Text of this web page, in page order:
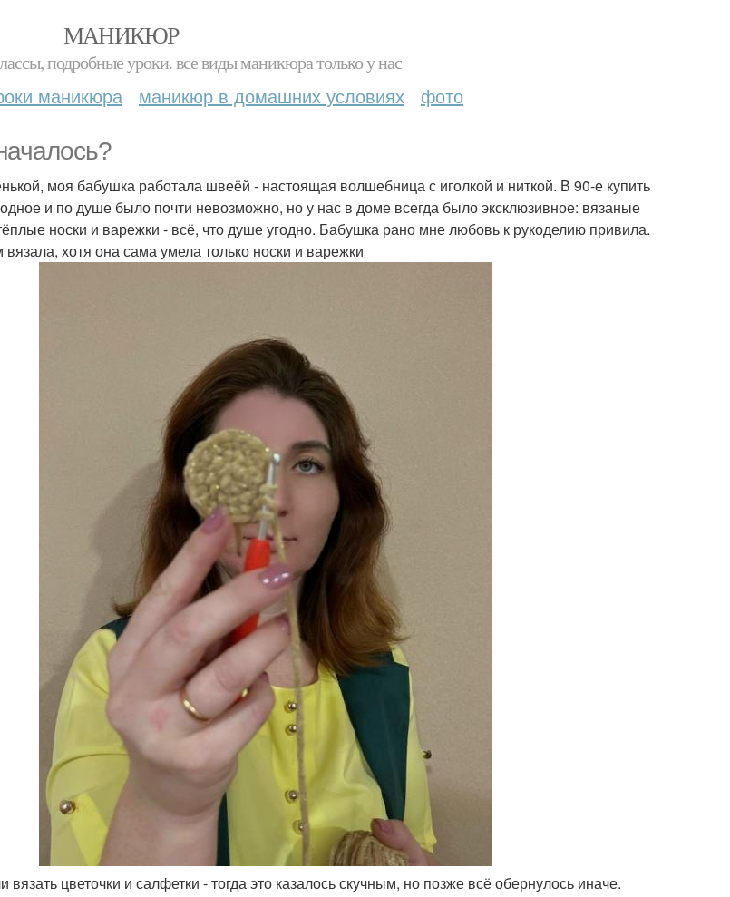
МАНИКЮР
подробные уроки. все виды маникюра только у нас
маникюра маникюр в домашних условиях фото
моя бабушка работала швеёй - настоящая волшебница с иголкой и ниткой. В 90-е купить
и по душе было почти невозможно, но у нас в доме всегда было эксклюзивное: вязаные
носки и варежки - всё, что душе угодно. Бабушка рано мне любовь к рукоделию привила.
хотя она сама умела только носки и варежки
вязать цветочки и салфетки - тогда это казалось скучным, но позже всё обернулось иначе.